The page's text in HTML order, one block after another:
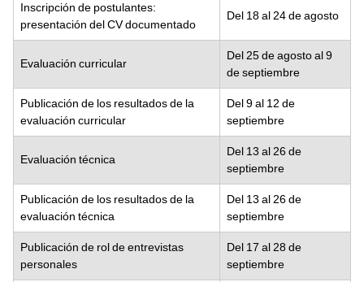
Inscripción de postulantes:
presentación del CV documentado
Del 18 al 24 de agosto
Evaluación curricular
Del 25 de agosto al 9
de septiembre
Publicación de los resultados de la
evaluación curricular
Del 9 al 12 de
septiembre
Evaluación técnica
Del 13 al 26 de
septiembre
Publicación de los resultados de la
evaluación técnica
Del 13 al 26 de
septiembre
Publicación de rol de entrevistas
personales
Del 17 al 28 de
septiembre